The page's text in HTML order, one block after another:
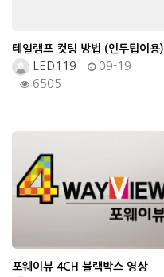
테일램프 컷팅 방법 (인두팁이용)
LED119
09-19
6505
포웨이뷰 4CH 블랙박스 영상